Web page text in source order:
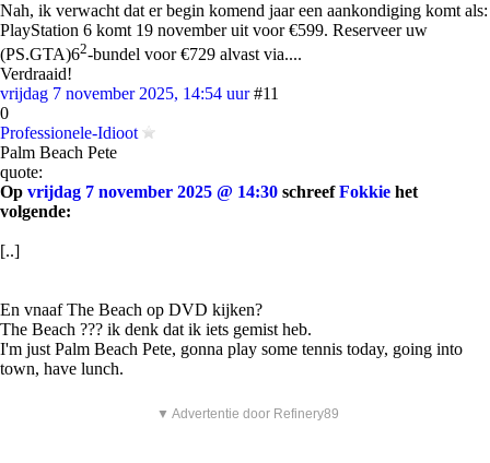
Nah, ik verwacht dat er begin komend jaar een aankondiging komt als:
PlayStation 6 komt 19 november uit voor €599. Reserveer uw
(PS.GTA)62-bundel voor €729 alvast via....
Verdraaid!
vrijdag 7 november 2025, 14:54 uur #11
0
Professionele-Idioot
Palm Beach Pete
quote:
Op vrijdag 7 november 2025 @ 14:30 schreefFokkie het
volgende:
[..]
En vnaaf The Beach op DVD kijken?
The Beach ??? ik denk dat ik iets gemist heb.
I'm just Palm Beach Pete, gonna play some tennis today, going into
town, have lunch.
▼ Advertentie door Refinery89